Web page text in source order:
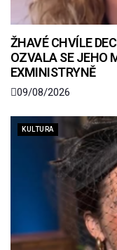
ŽHAVÉ CHVÍLE
OZVALA SE JEHO
EXMINISTRYNĚ
09/08/2026
KULTURA